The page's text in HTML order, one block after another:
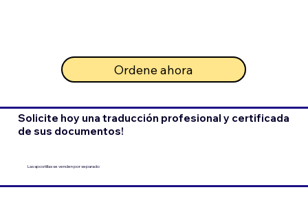
Ordene ahora
Solicite hoy una traducción profesional y certificada
de sus documentos!
Las apostillas se venden por separado